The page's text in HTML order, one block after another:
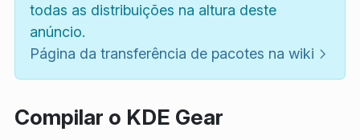
todas as distribuições na altura deste
anúncio.
Página da transferência de pacotes na wiki
Compilar o KDE Gear